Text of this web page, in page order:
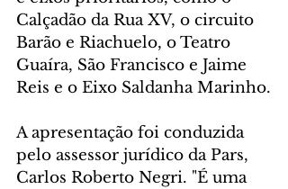
Calçadão da Rua XV, o circuito
Barão e Riachuelo, o Teatro
Guaíra, São Francisco e Jaime
Reis e o Eixo Saldanha Marinho.
A apresentação foi conduzida
pelo assessor jurídico da Pars,
Carlos Roberto Negri. "É uma